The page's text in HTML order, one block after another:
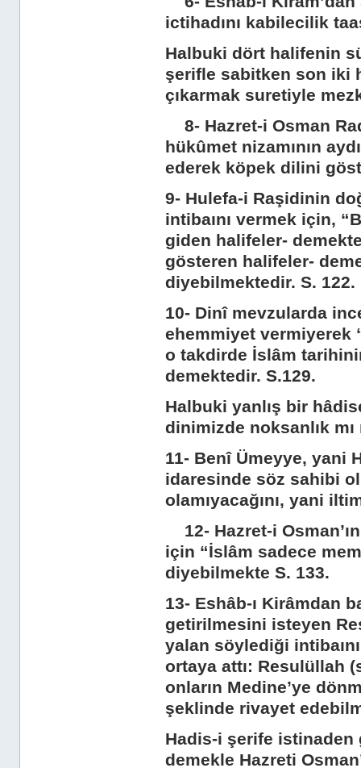
ictihadını kabilecilik
Halbuki dört halifenin
şerifle sabitken son iki
çıkarmak suretiyle
8- Hazret-i Osman
hükûmet nizamının
ederek köpek dilini
9- Hulefa-i Raşidinin
intibaını vermek için,
giden halifeler-
gösteren halifeler-
diyebilmektedir. S. 122.
10- Dinî mevzularda
ehemmiyet vermiyerek
o takdirde İslâm
demektedir. S.129.
Halbuki yanlış bir
dinimizde noksanlık
11- Benî Ümeyye, yani
idaresinde söz sahibi
olamıyacağını, yani
12- Hazret-i
için “İslâm sadece
diyebilmekte S. 133.
13- Eshâb-ı Kirâmdan
getirilmesini isteyen
yalan söylediği
ortaya attı: Resulüllah
onların Medine’ye
şeklinde rivayet
Hadis-i şerife istinaden
demekle Hazreti